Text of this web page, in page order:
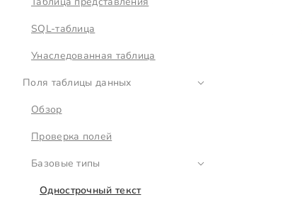
SQL-таблица
Унаследованная таблица
Поля таблицы данных
Обзор
Проверка полей
Базовые типы
Однострочный текст